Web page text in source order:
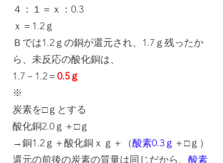
４：１＝ｘ：0.3
ｘ＝1.2ｇ
Ｂでは1.2ｇの銅が還元され、1.7ｇ残ったか
ら、未反応の酸化銅は、
1.7－1.2＝0.5ｇ
※
炭素を□ｇとする
酸化銅2.0ｇ＋□ｇ
→銅1.2ｇ＋酸化銅ｘｇ＋（酸素0.3ｇ ＋□ｇ）
還元の前後の炭素の質量は同じだから、 酸素